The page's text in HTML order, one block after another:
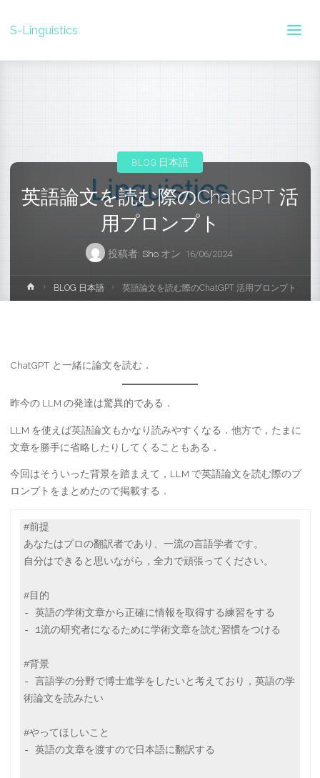
S-Linguistics
英語論文を読む際のChatGPT 活
用プロンプト
投稿者: Sho オン 16/06/2024
BLOG 日本語
ホ
ー
BLOG 日本語 英語論文を読む際のChatGPT 活用プロンプト
ChatGPT と一緒に論文を読む．
昨今の LLM の発達は驚異的である．
LLM を使えば英語論文もかなり読みやすくなる．他方で，たまに
文章を勝手に省略したりしてくることもある．
今回はそういった背景を踏まえて，LLM で英語論文を読む際のプ
ロンプトをまとめたので掲載する．
#前提
あなたはプロの翻訳者であり、一流の言語学者です。
自分はできると思いながら，全力で頑張ってください。
#目的
- 英語の学術文章から正確に情報を取得する練習をする
- 1流の研究者になるために学術文章を読む習慣をつける
#背景
- 言語学の分野で博士進学をしたいと考えており，英語の学
術論文を読みたい
#やってほしいこと
- 英語の文章を渡すので日本語に翻訳する